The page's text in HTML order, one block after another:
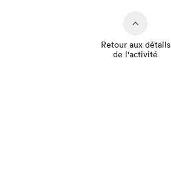
Retour aux détails
de l'activité